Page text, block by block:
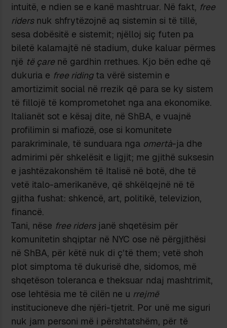
intuitë, e ndien se e kanë mashtruar. Në fakt, free
ridersnuk shfrytëzojnë aq sistemin si të tillë,
sesa dobësitë e sistemit; njëlloj siç futen pa
biletë kalamajtë në stadium, duke kaluar përmes
një të çare në gardhin rrethues. Kjo bën edhe që
dukuria e free ridingta vërë sistemin e
amortizimit social në rrezik që para se ky sistem
të fillojë të komprometohet nga ana ekonomike.
Italianët sot e kësaj dite, në ShBA, e vuajnë
profilimin si mafiozë, ose si komunitete
parakriminale, të sunduara nga omertà-ja dhe
admirimi për shkelësit e ligjit; me gjithë suksesin
e jashtëzakonshëm të Italisë në botë, dhe të
vetë italo-amerikanëve, që shkëlqejnë në të
gjitha fushat: shkencë, art, politikë, televizion,
financë.
Tani, nëse free ridersjanë shqetësim për
komunitetin shqiptar në NYC ose në përgjithësi
në ShBA, për këtë nuk di ç’të them; vetë shoh
plot simptoma të dukurisë dhe, sidomos, më
shqetëson toleranca e theksuar ndaj mashtrimit,
ose lehtësia me të cilën ne u rrejmë
institucioneve dhe njëri-tjetrit. Por unë me siguri
nuk jam personi më i përshtatshëm, për të